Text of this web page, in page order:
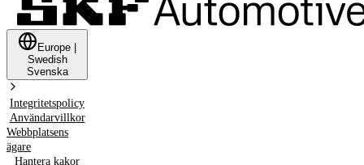
Europe
Swedish
Svenska
Integritetspolicy
Användarvillkor
Webbplatsens
ägare
Hantera kakor